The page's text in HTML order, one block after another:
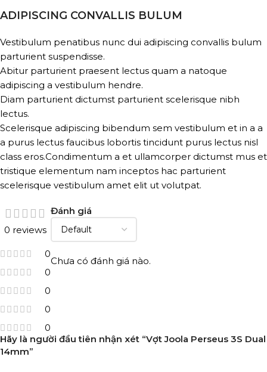
ADIPISCING CONVALLIS BULUM
Vestibulum penatibus nunc dui adipiscing convallis bulum
parturient suspendisse.
Abitur parturient praesent lectus quam a natoque
adipiscing a vestibulum hendre.
Diam parturient dictumst parturient scelerisque nibh
lectus.
Scelerisque adipiscing bibendum sem vestibulum et in a a
a purus lectus faucibus lobortis tincidunt purus lectus nisl
class eros.Condimentum a et ullamcorper dictumst mus et
tristique elementum nam inceptos hac parturient
scelerisque vestibulum amet elit ut volutpat.
0 reviews
0
0
0
0
0
Đánh giá
Chưa có đánh giá nào.
Hãy là người đầu tiên nhận xét “Vợt Joola Perseus 3S Dual
14mm”